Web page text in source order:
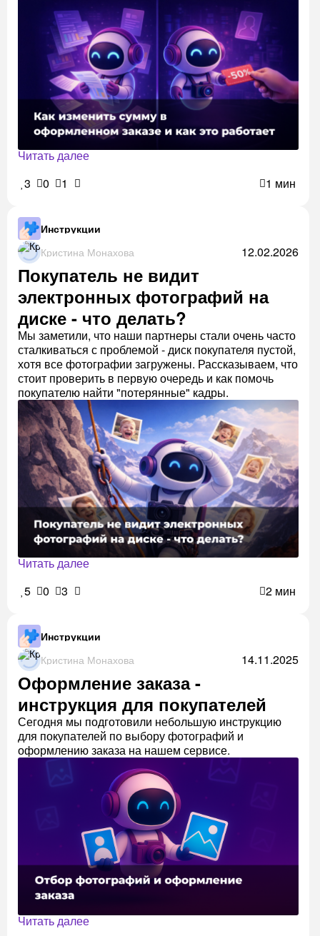
Читать далее
3
0 1 1 мин
Инструкции
Кристина Монахова
12.02.2026
Покупатель не видит
электронных фотографий на
диске - что делать?
Мы заметили, что наши партнеры стали очень часто
сталкиваться с проблемой - диск покупателя пустой,
хотя все фотографии загружены. Рассказываем, что
стоит проверить в первую очередь и как помочь
покупателю найти "потерянные" кадры.
Читать далее
5
0 3 2 мин
Инструкции
Кристина Монахова
14.11.2025
Оформление заказа -
инструкция для покупателей
Сегодня мы подготовили небольшую инструкцию
для покупателей по выбору фотографий и
оформлению заказа на нашем сервисе.
Читать далее